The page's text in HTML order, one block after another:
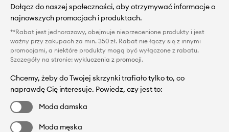
Dołącz do naszej społeczności, aby otrzymywać informacje o
najnowszych promocjach i produktach.
**Rabat jest jednorazowy, obejmuje nieprzecenione produkty i jest
ważny przy zakupach za min. 350 zł. Rabat nie łączy się z innymi
promocjami, a niektóre produkty mogą być wyłączone z rabatu.
Szczegóły na stronie: wykluczenia z promocji.
Chcemy, żeby do Twojej skrzynki trafiało tylko to, co
naprawdę Cię interesuje. Powiedz, czy jest to:
Moda damska
Moda męska